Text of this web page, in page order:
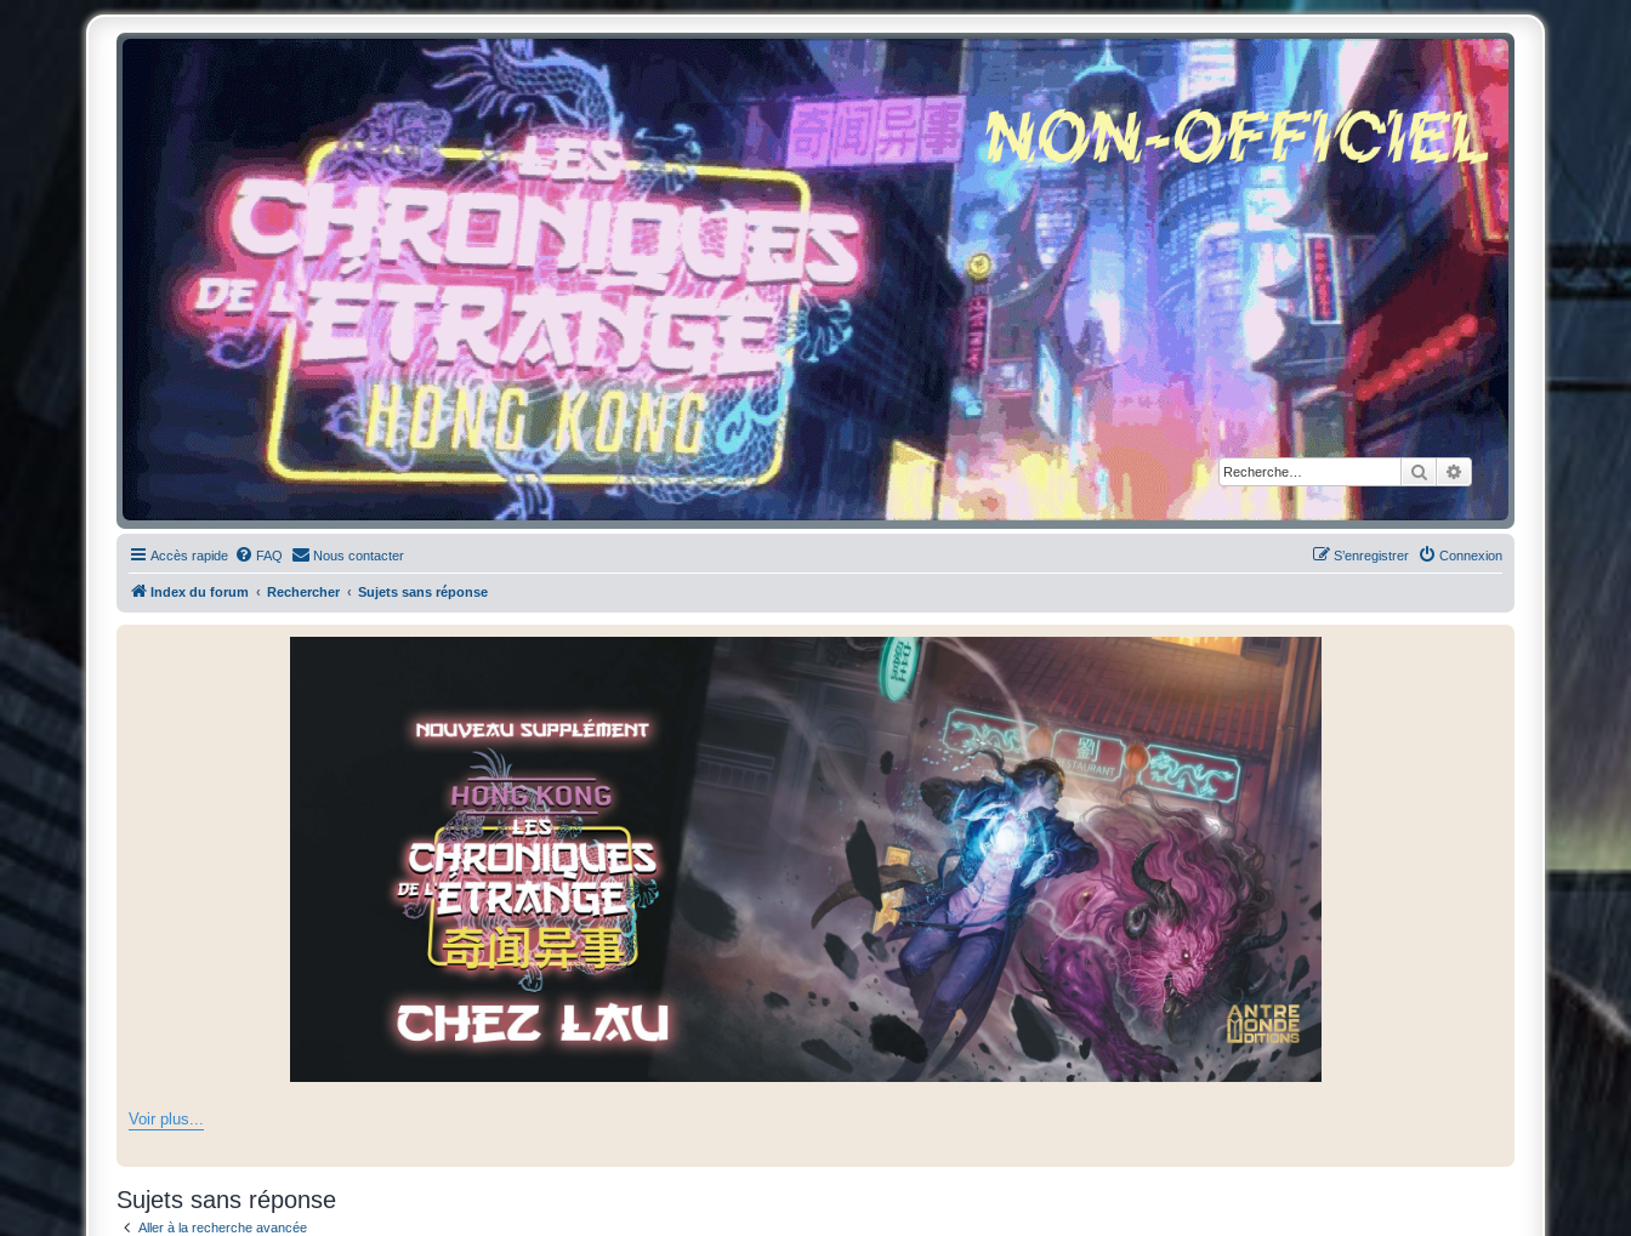
RechercherRecherche avancée
Chroniques de l'Étrange NO
Pour les amateurs des Chroniques de l'Étrange
Accès rapide FAQ Nous contacter Connexion
S’enregistrer
Index du forum Rechercher Sujets sans réponse
Voir plus...
Sujets sans réponse
Aller à la recherche avancée